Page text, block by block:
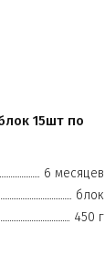
15шт по
6 месяцев
блок
450 г